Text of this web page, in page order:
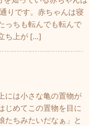
りです。赤ちゃんは寝
っちも転んでも転んで
ち上が […]
には小さな亀の置物が
じめてこの置物を目に
たちみたいだなぁ」と